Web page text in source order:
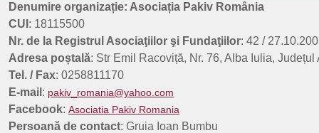
Rezultate finale concurs planuri de afaceri - 312197 - Sesiunea a 3-a
Data: 18.09.2025 În urma evaluării planurilor de afaceri depuse în c [...]
Denumire organizație: Asociația Pakiv România
CUI : 18115500
Nr. de la Registrul Asociaţiilor şi Fundaţiilor: 42 /
Adresa poștală: Str Emil Racoviță, Nr. 76, Alba Iulia, Județul
Tel. / Fax: 0258811170
E-mail : pakiv_romania@yahoo.com
Facebook: Asociatia Pakiv Romania
Persoană de contact: Gruia Ioan Bumbu